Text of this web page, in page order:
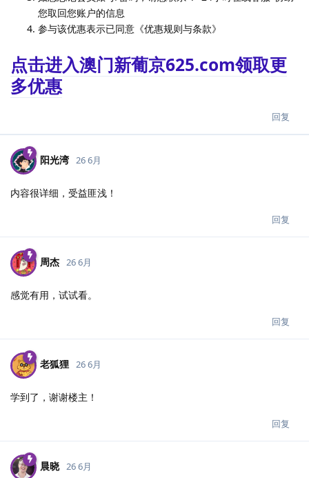
您取回您账户的信息
参与该优惠表示已同意《优惠规则与条款》
点击进入澳门新葡京625.com领取更
多优惠
回复
阳光湾 26 6月
内容很详细，受益匪浅！
回复
周杰 26 6月
感觉有用，试试看。
回复
老狐狸 26 6月
学到了，谢谢楼主！
回复
晨晓 26 6月